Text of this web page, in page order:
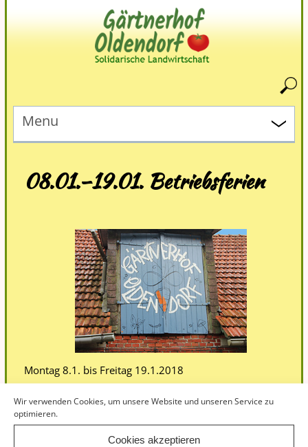
Wir verwenden Cookies, um unsere Website und unseren Service zu
optimieren.
Cookies akzeptieren
Menu
08.01.–19.01. Betriebsferien
Montag 8.1. bis Freitag 19.1.2018
erholt sich von einem höchst ereignisreichen Jahr.
Die Lieferungen an die Depots werden vorgezogen.
Genaueres ist im Wochenbrief der Mitglieder zu lesen.